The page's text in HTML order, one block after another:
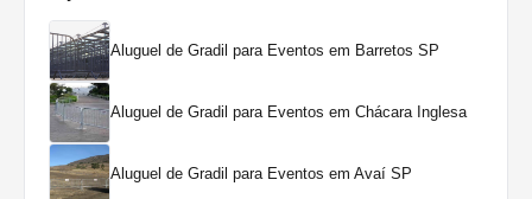
Aluguel de Gradil para Eventos em Barretos SP
Aluguel de Gradil para Eventos em Chácara Inglesa
Aluguel de Gradil para Eventos em Avaí SP